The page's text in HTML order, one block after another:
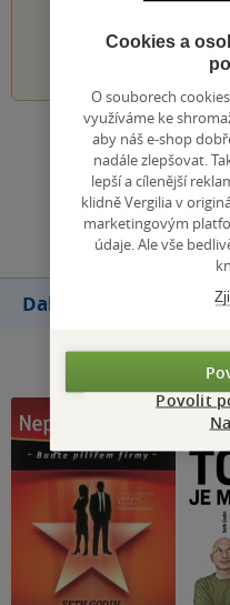
1 2 3
Zobrazit
Další knihy autora
Cookies a
O souborech
využíváme ke
aby náš e-shop
nadále zlepšovat.
lepší a cílenější
klidně Vergilia v
marketingovým
údaje. Ale vše
Povolit